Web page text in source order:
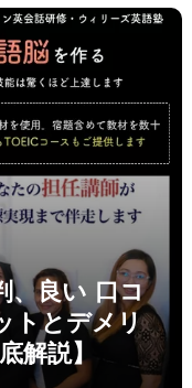
、良い 口コ
トとデメリ
解説】